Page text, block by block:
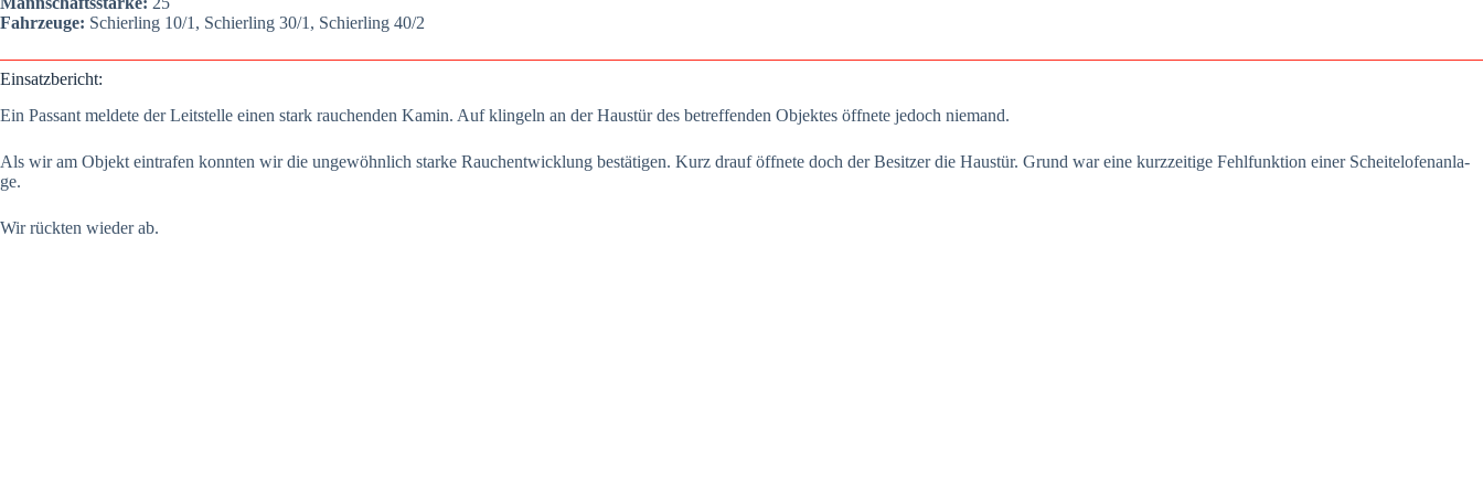
Fahr­zeu­ge: Schier­ling 10/1, Schier­ling 30/1, Schier­ling 40/2
Ein­satz­be­richt:
Ein Pas­sant mel­de­te der Leit­stel­le einen stark rau­chen­den Kamin. Auf klin­geln an der Haus­tür des betref­fen­den Objek­tes öff­ne­te jedoch nie­mand.
Als wir am Objekt ein­tra­fen konn­ten wir die unge­wöhn­lich star­ke Rauch­ent­wick­lung bestä­ti­gen. Kurz drauf öff­ne­te doch der Besit­zer die Haus­tür. Grund war eine kurz­zei­ti­ge Fehl­funk­ti­on einer Schei­tel­ofen­an­la­
ge.
Wir rück­ten wie­der ab.